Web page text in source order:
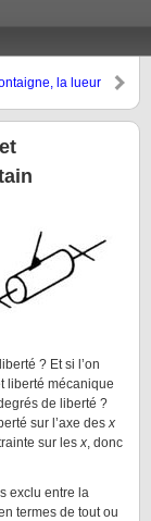
la lueur
? Et si l’on
liberté mécanique
de liberté ?
sur l’axe desx
sur lesx, donc
exclu entre la
termes de tout ou